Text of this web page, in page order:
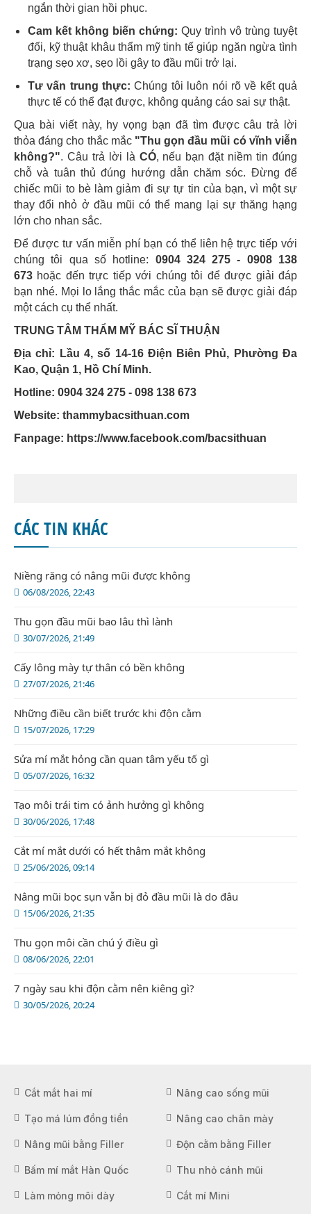
ngắn thời gian hồi phục.
Cam kết không biến chứng: Quy trình vô trùng tuyệt
đối, kỹ thuật khâu thẩm mỹ tinh tế giúp ngăn ngừa tình
trạng sẹo xơ, sẹo lồi gây to đầu mũi trở lại.
Tư vấn trung thực: Chúng tôi luôn nói rõ về kết quả
thực tế có thể đạt được, không quảng cáo sai sự thật.
Qua bài viết này, hy vọng bạn đã tìm được câu trả lời
thỏa đáng cho thắc mắc "Thu gọn đầu mũi có vĩnh viễn
không?". Câu trả lời là CÓ, nếu bạn đặt niềm tin đúng
chỗ và tuân thủ đúng hướng dẫn chăm sóc. Đừng để
chiếc mũi to bè làm giảm đi sự tự tin của bạn, vì một sự
thay đổi nhỏ ở đầu mũi có thể mang lại sự thăng hạng
lớn cho nhan sắc.
Để được tư vấn miễn phí bạn có thể liên hệ trực tiếp với
chúng tôi qua số hotline: 0904 324 275 - 0908 138
673 hoặc đến trực tiếp với chúng tôi để được giải đáp
bạn nhé. Mọi lo lắng thắc mắc của bạn sẽ được giải đáp
một cách cụ thể nhất.
TRUNG TÂM THẨM MỸ BÁC SĨ THUẬN
Địa chỉ: Lầu 4, số 14-16 Điện Biên Phủ, Phường Đa
Kao, Quận 1, Hồ Chí Minh.
Hotline: 0904 324 275 - 098 138 673
Website: thammybacsithuan.com
Fanpage: https://www.facebook.com/bacsithuan
CÁC TIN KHÁC
06/08/2026, 22:43
Niềng răng có nâng mũi được không
30/07/2026, 21:49
Thu gọn đầu mũi bao lâu thì lành
27/07/2026, 21:46
Cấy lông mày tự thân có bền không
15/07/2026, 17:29
Những điều cần biết trước khi độn cằm
05/07/2026, 16:32
Sửa mí mắt hỏng cần quan tâm yếu tố gì
30/06/2026, 17:48
Tạo môi trái tim có ảnh hưởng gì không
25/06/2026, 09:14
Cắt mí mắt dưới có hết thâm mắt không
15/06/2026, 21:35
Nâng mũi bọc sụn vẫn bị đỏ đầu mũi là do đâu
08/06/2026, 22:01
Thu gọn môi cần chú ý điều gì
30/05/2026, 20:24
7 ngày sau khi độn cằm nên kiêng gì?
Cắt mắt hai mí Nâng cao sống mũi
Tạo má lúm đồng tiền Nâng cao chân mày
Nâng mũi bằng Filler Độn cằm bằng Filler
Bấm mí mắt Hàn Quốc Thu nhỏ cánh mũi
Làm mỏng môi dày Cắt mí Mini